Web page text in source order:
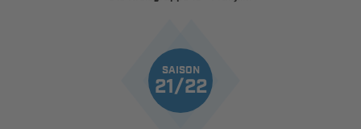
SAISON
21/22